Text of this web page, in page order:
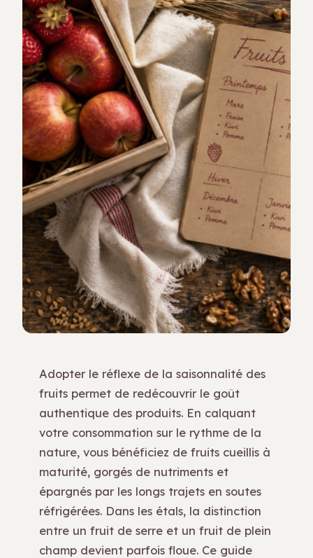
Adopter le réflexe de la saisonnalité des
fruits permet de redécouvrir le goût
authentique des produits. En calquant
votre consommation sur le rythme de la
nature, vous bénéficiez de fruits cueillis à
maturité, gorgés de nutriments et
épargnés par les longs trajets en soutes
réfrigérées. Dans les étals, la distinction
entre un fruit de serre et un fruit de plein
champ devient parfois floue. Ce guide